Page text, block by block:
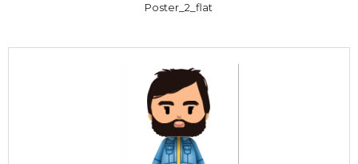
Poster_2_flat